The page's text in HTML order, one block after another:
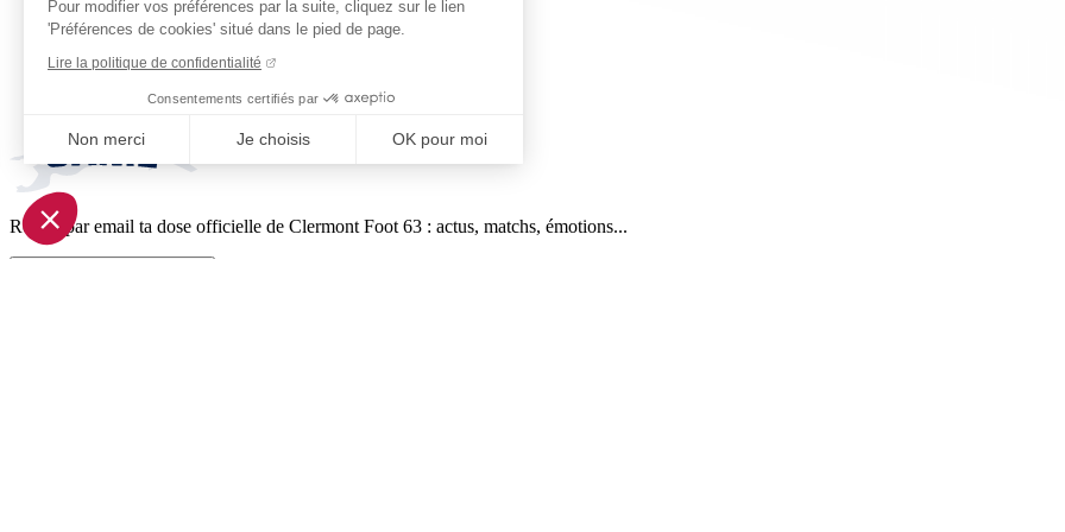
Pour modifier vos préférences par la suite, cliquez sur le lien
'Préférences de cookies' situé dans le pied de page.
Lire la politique de confidentialité
Consentements certifiés par
Non merci Je choisis OK pour moi
Axeptio consent
Plateforme de Gestion du Consentement : Personnalisez vos Options
Notre plateforme vous permet d'adapter et de gérer vos paramètres de confidentialité, en garantissant la conformité avec
Reçois par email ta dose officielle de Clermont Foot 63 : actus, matchs, émotions...